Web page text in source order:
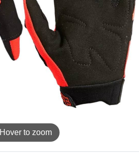
Hover to zoom